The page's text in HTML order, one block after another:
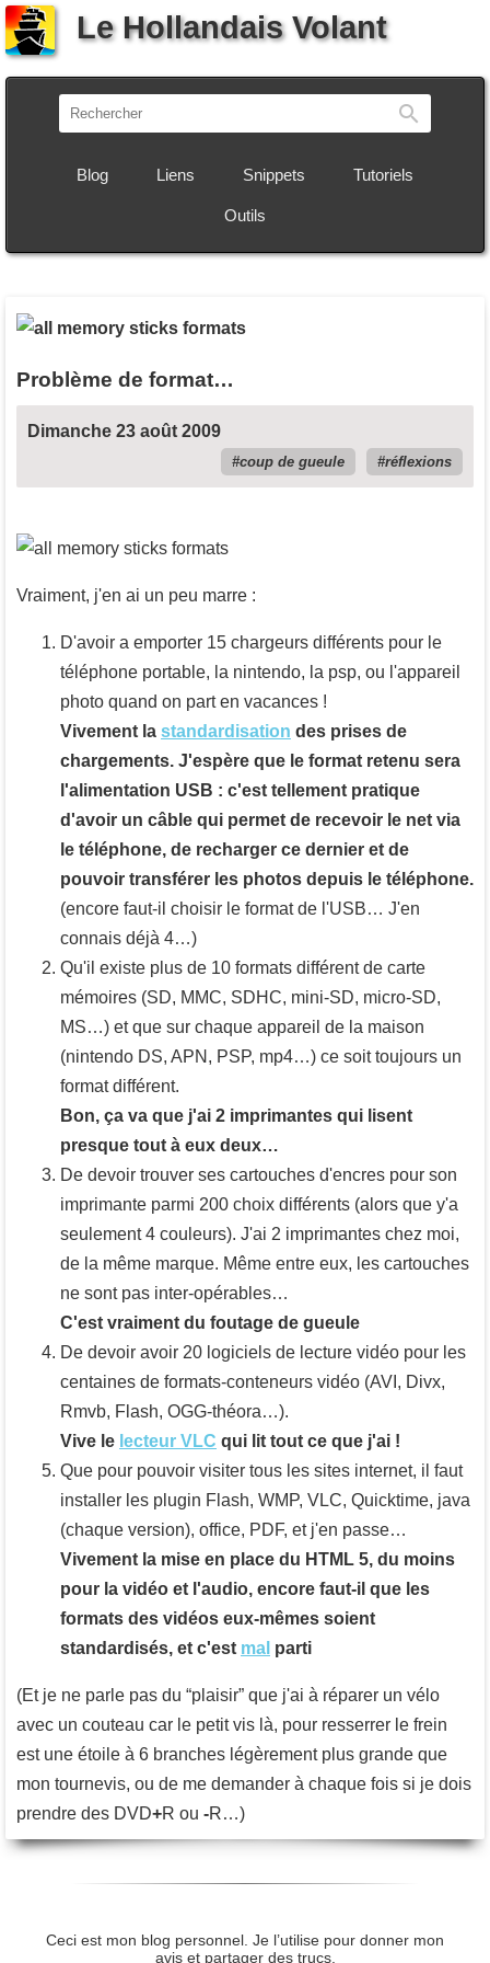
Le Hollandais Volant
Blog Liens Snippets Tutoriels
Outils
Problème de format…
Dimanche 23 août 2009
coup de gueule réflexions
Vraiment, j'en ai un peu marre :
D'avoir a emporter 15 chargeurs différents pour le
téléphone portable, la nintendo, la psp, ou l'appareil
photo quand on part en vacances !
Vivement la standardisation des prises de
chargements. J'espère que le format retenu sera
l'alimentation USB : c'est tellement pratique
d'avoir un câble qui permet de recevoir le net via
le téléphone, de recharger ce dernier et de
pouvoir transférer les photos depuis le téléphone.
(encore faut-il choisir le format de l'USB… J'en
connais déjà 4…)
Qu'il existe plus de 10 formats différent de carte
mémoires (SD, MMC, SDHC, mini-SD, micro-SD,
MS…) et que sur chaque appareil de la maison
(nintendo DS, APN, PSP, mp4…) ce soit toujours un
format différent.
Bon, ça va que j'ai 2 imprimantes qui lisent
presque tout à eux deux…
De devoir trouver ses cartouches d'encres pour son
imprimante parmi 200 choix différents (alors que y'a
seulement 4 couleurs). J'ai 2 imprimantes chez moi,
de la même marque. Même entre eux, les cartouches
ne sont pas inter-opérables…
C'est vraiment du foutage de gueule
De devoir avoir 20 logiciels de lecture vidéo pour les
centaines de formats-conteneurs vidéo (AVI, Divx,
Rmvb, Flash, OGG-théora…).
Vive le lecteur VLC qui lit tout ce que j'ai !
Que pour pouvoir visiter tous les sites internet, il faut
installer les plugin Flash, WMP, VLC, Quicktime, java
(chaque version), office, PDF, et j'en passe…
Vivement la mise en place du HTML 5, du moins
pour la vidéo et l'audio, encore faut-il que les
formats des vidéos eux-mêmes soient
standardisés, et c'est mal parti
(Et je ne parle pas du “plaisir” que j'ai à réparer un vélo
avec un couteau car le petit vis là, pour resserrer le frein
est une étoile à 6 branches légèrement plus grande que
mon tournevis, ou de me demander à chaque fois si je dois
prendre des DVD+R ou -R…)
Ceci est mon blog personnel. Je l’utilise pour donner mon
avis et partager des trucs.